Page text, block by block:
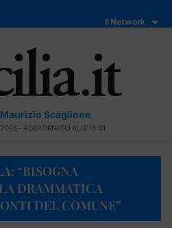
Il Network
Scaglione
- AGGIORNATO ALLE 18:01
“BISOGNA
DRAMMATICA
DEL COMUNE”